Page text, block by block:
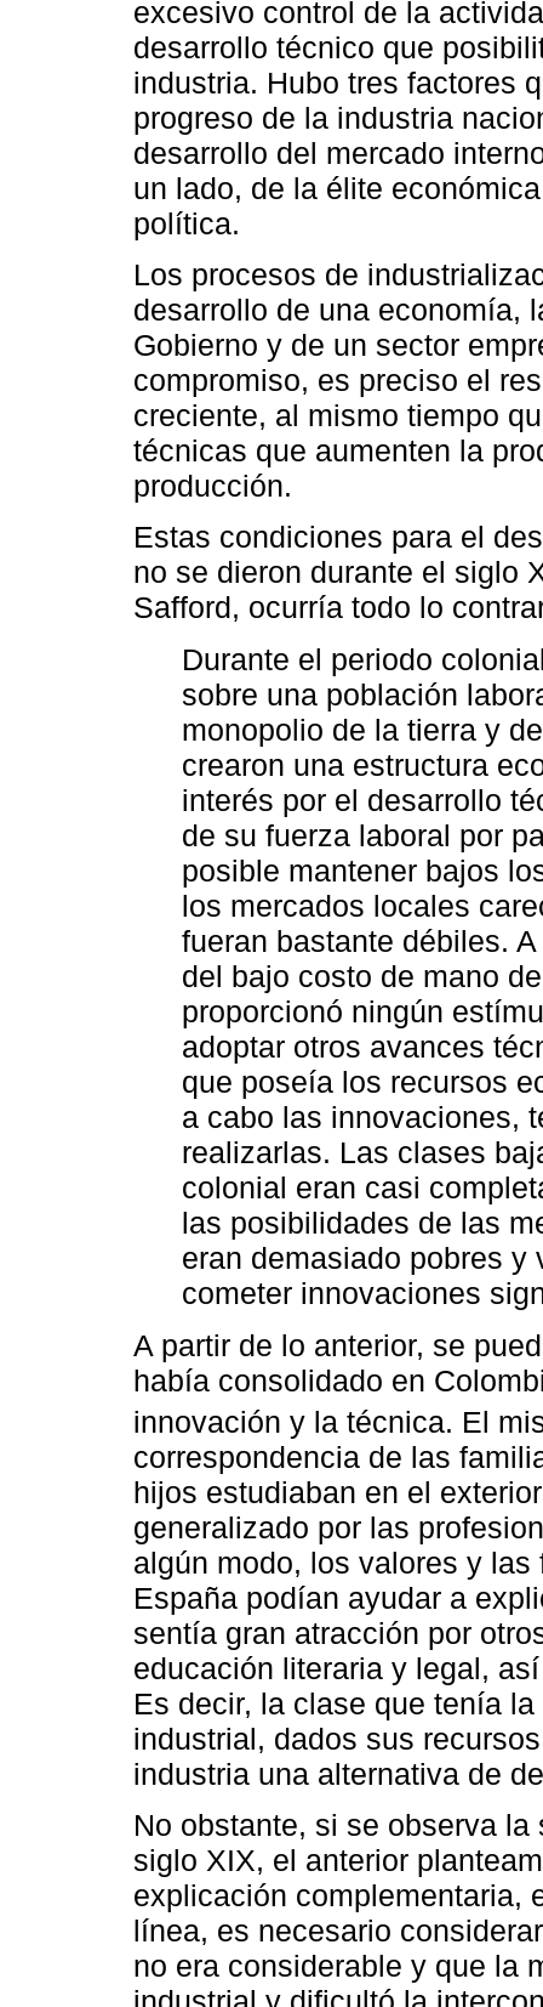
excesivo control de la
desarrollo técnico que
industria. Hubo tres factores
progreso de la industria
desarrollo del mercado
un lado, de la élite
política.
Los procesos de
desarrollo de una economía,
Gobierno y de un sector
compromiso, es preciso el
creciente, al mismo tiempo
técnicas que aumenten la
producción.
Estas condiciones para el
no se dieron durante el siglo
Safford, ocurría todo lo
Durante el periodo
sobre una población
monopolio de la tierra y
crearon una estructura
interés por el desarrollo
de su fuerza laboral por
posible mantener bajos
los mercados locales
fueran bastante débiles.
del bajo costo de mano
proporcionó ningún
adoptar otros avances
que poseía los recursos
a cabo las innovaciones,
realizarlas. Las clases
colonial eran casi
las posibilidades de las
eran demasiado pobres y
cometer innovaciones
A partir de lo anterior, se
había consolidado en
innovación y la técnica. El
correspondencia de las
hijos estudiaban en el
generalizado por las
algún modo, los valores y
España podían ayudar a
sentía gran atracción por
educación literaria y legal,
Es decir, la clase que tenía
industrial, dados sus
industria una alternativa de
No obstante, si se observa
siglo XIX, el anterior
explicación complementaria,
línea, es necesario
no era considerable y que la